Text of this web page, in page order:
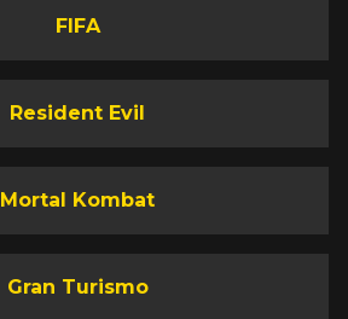
FIFA
Resident Evil
Mortal Kombat
Gran Turismo